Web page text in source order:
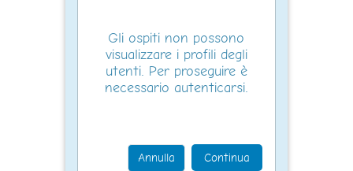
Gli ospiti non possono
visualizzare i profili degli
utenti. Per proseguire è
necessario autenticarsi.
Annulla Continua